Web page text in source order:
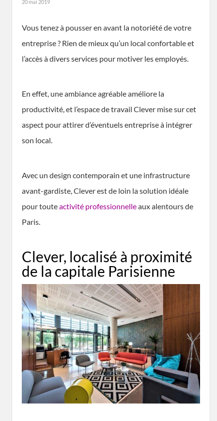
20 mai 2019
Vous tenez à pousser en avant la notoriété de votre
entreprise ? Rien de mieux qu’un local confortable et
l’accès à divers services pour motiver les employés.
En effet, une ambiance agréable améliore la
productivité, et l’espace de travail Clever mise sur cet
aspect pour attirer d’éventuels entreprise à intégrer
son local.
Avec un design contemporain et une infrastructure
avant-gardiste, Clever est de loin la solution idéale
pour touteactivité professionnelleaux alentours de
Paris.
Clever, localisé à proximité
de la capitale Parisienne